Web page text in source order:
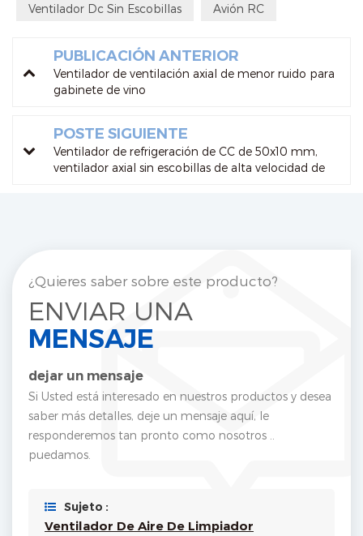
Ventilador Dc Sin Escobillas Avión RC
PUBLICACIÓN ANTERIOR
Ventilador de ventilación axial de menor ruido para
gabinete de vino
POSTE SIGUIENTE
Ventilador de refrigeración de CC de 50x10 mm,
ventilador axial sin escobillas de alta velocidad de
¿Quieres saber sobre este producto?
ENVIAR UNA
MENSAJE
dejar un mensaje
Si Usted está interesado en nuestros productos y desea
saber más detalles, deje un mensaje aquí, le
responderemos tan pronto como nosotros ..
puedamos.
Sujeto :
Ventilador De Aire De Limpiador